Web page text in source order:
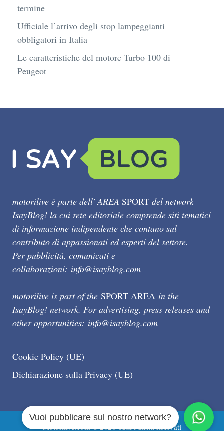
termine
Ufficiale l’arrivo degli stop lampeggianti
obbligatori in Italia
Le caratteristiche del motore Turbo 100 di
Peugeot
motorilive è parte dell' AREA SPORT del network
IsayBlog! la cui rete editoriale comprende siti tematici
di informazione indipendente che contano sul
contributo di appassionati ed esperti del settore.
Per pubblicità, comunicati e
collaborazioni: info@isayblog.com
motorilive is part of the SPORT AREA in the
IsayBlog! network. For advertising, press releases and
other opportunities: info@isayblog.com
Cookie Policy (UE)
Dichiarazione sulla Privacy (UE)
Motorilive.com © 2026 Tutti i diritti riservati
Vuoi pubblicare sul nostro network?